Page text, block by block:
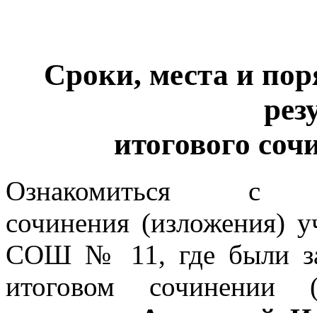
Сроки, места и
итогового
Ознакомиться с
сочинения
СОШ № 11, где были
итоговом сочинении